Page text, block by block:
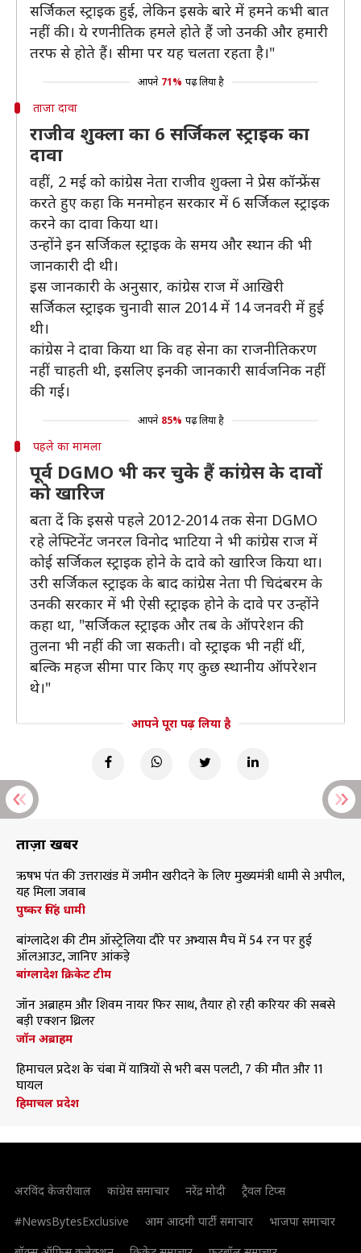
सर्जिकल स्ट्राइक हुई, लेकिन इसके बारे में हमने कभी बात
नहीं की। ये रणनीतिक हमले होते हैं जो उनकी और हमारी
तरफ से होते हैं। सीमा पर यह चलता रहता है।"
आपने 71% पढ़ लिया है
ताजा दावा
राजीव शुक्ला का 6 सर्जिकल स्ट्राइक का
दावा
वहीं, 2 मई को कांग्रेस नेता राजीव शुक्ला ने प्रेस कॉन्फ्रेंस
करते हुए कहा कि मनमोहन सरकार में 6 सर्जिकल स्ट्राइक
करने का दावा किया था।
उन्होंने इन सर्जिकल स्ट्राइक के समय और स्थान की भी
जानकारी दी थी।
इस जानकारी के अनुसार, कांग्रेस राज में आखिरी
सर्जिकल स्ट्राइक चुनावी साल 2014 में 14 जनवरी में हुई
थी।
कांग्रेस ने दावा किया था कि वह सेना का राजनीतिकरण
नहीं चाहती थी, इसलिए इनकी जानकारी सार्वजनिक नहीं
की गई।
आपने 85% पढ़ लिया है
पहले का मामला
पूर्व DGMO भी कर चुके हैं कांग्रेस के दावों
को खारिज
बता दें कि इससे पहले 2012-2014 तक सेना DGMO
रहे लेफ्टिनेंट जनरल विनोद भाटिया ने भी कांग्रेस राज में
कोई सर्जिकल स्ट्राइक होने के दावे को खारिज किया था।
उरी सर्जिकल स्ट्राइक के बाद कांग्रेस नेता पी चिदंबरम के
उनकी सरकार में भी ऐसी स्ट्राइक होने के दावे पर उन्होंने
कहा था, "सर्जिकल स्ट्राइक और तब के ऑपरेशन की
तुलना भी नहीं की जा सकती। वो स्ट्राइक भी नहीं थीं,
बल्कि महज सीमा पार किए गए कुछ स्थानीय ऑपरेशन
थे।"
आपने पूरा पढ़ लिया है
ताज़ा खबरें
ऋषभ पंत की उत्तराखंड में जमीन खरीदने के लिए मुख्यमंत्री धामी से अपील,
यह मिला जवाब
पुष्कर सिंह धामी
बांग्लादेश की टीम ऑस्ट्रेलिया दौरे पर अभ्यास मैच में 54 रन पर हुई
ऑलआउट, जानिए आंकड़े
बांग्लादेश क्रिकेट टीम
जॉन अब्राहम और शिवम नायर फिर साथ, तैयार हो रही करियर की सबसे
बड़ी एक्शन थ्रिलर
जॉन अब्राहम
हिमाचल प्रदेश के चंबा में यात्रियों से भरी बस पलटी, 7 की मौत और 11
घायल
हिमाचल प्रदेश
अरविंद केजरीवाल कांग्रेस समाचार नरेंद्र मोदी
ट्रैवल टिप्स
#NewsBytesExclusive
आम आदमी पार्टी समाचार
भाजपा समाचार